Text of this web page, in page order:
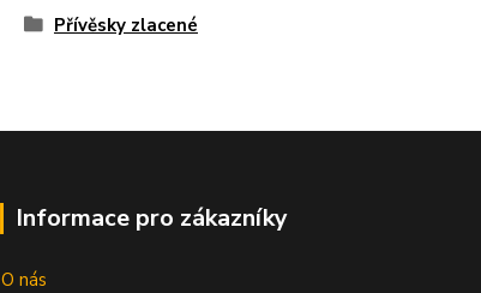
Přívěsky zlacené
Informace pro zákazníky
O nás